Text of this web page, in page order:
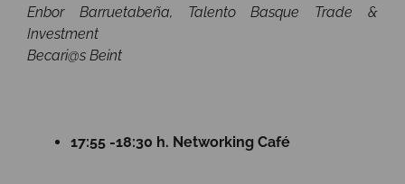
Enbor Barruetabeña, Talento Basque Trade &
Investment
Becari@s Beint
17:55 -18:30 h. Networking Café